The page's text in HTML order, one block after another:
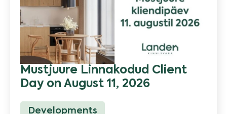
Mustjuure Linnakodud Client
Day on August 11, 2026
Developments